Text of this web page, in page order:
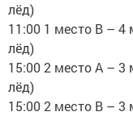
лёд)
11:00 1 место В – 4
лёд)
15:00 2 место А – 3
лёд)
15:00 2 место В – 3